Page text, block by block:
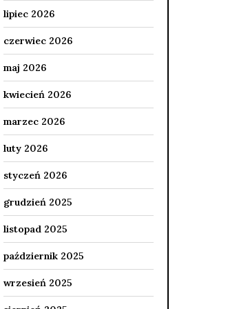
lipiec 2026
czerwiec 2026
maj 2026
kwiecień 2026
marzec 2026
luty 2026
styczeń 2026
grudzień 2025
listopad 2025
październik 2025
wrzesień 2025